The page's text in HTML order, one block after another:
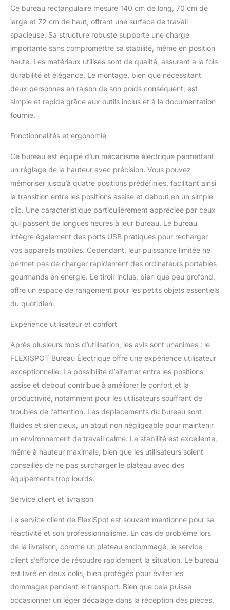
collision avec fonction de
retour automatique en
cas d’obstacle, il protège
enfants, animaux
placés sous le bureau
pour une utilisation en
toute sérénité.
ASSEMBLAGE RAPIDE
monte en seulement 10 à
rapidement d’un espace
de travail chic,
fonctionnel et polyvalent,
aussi bien pour le
télétravail que pour un
votre chambre. ESPACE
DE RANGEMENT
PRATIQUE ET
POLYVALENT: Les tiroirs
intégrés permettent de
ranger facilement
pour organiser
maquillage, rouge à
lèvres, miroir ou petits
accessoires, chaque
chose trouve sa place
ordonné et raffiné.
PANNEAU DE
CONTRÔLE
INTELLIGENT ET PORTS
propose quatre hauteurs
programmables pour
charger plusieurs
appareils simultanément.
La structure stable laisse
suffisamment d’espace
sous le bureau pour
placer des boîtes de
rangement sans crainte
grâce au système de
Ce bureau rectangulaire mesure 140 cm de long, 70 cm de
large et 72 cm de haut, offrant une surface de travail
spacieuse. Sa structure robuste supporte une charge
importante sans compromettre sa stabilité, même en position
haute. Les matériaux utilisés sont de qualité, assurant à la fois
durabilité et élégance. Le montage, bien que nécessitant
deux personnes en raison de son poids conséquent, est
simple et rapide grâce aux outils inclus et à la documentation
fournie.
Fonctionnalités et ergonomie
Ce bureau est équipé d’un mécanisme électrique permettant
un réglage de la hauteur avec précision. Vous pouvez
mémoriser jusqu’à quatre positions prédéfinies, facilitant ainsi
la transition entre les positions assise et debout en un simple
clic. Une caractéristique particulièrement appréciée par ceux
qui passent de longues heures à leur bureau. Le bureau
intègre également des ports USB pratiques pour recharger
vos appareils mobiles. Cependant, leur puissance limitée ne
permet pas de charger rapidement des ordinateurs portables
gourmands en énergie. Le tiroir inclus, bien que peu profond,
offre un espace de rangement pour les petits objets essentiels
du quotidien.
Expérience utilisateur et confort
Après plusieurs mois d’utilisation, les avis sont unanimes : le
FLEXISPOT Bureau Électrique offre une expérience utilisateur
exceptionnelle. La possibilité d’alterner entre les positions
assise et debout contribue à améliorer le confort et la
productivité, notamment pour les utilisateurs souffrant de
troubles de l’attention. Les déplacements du bureau sont
fluides et silencieux, un atout non négligeable pour maintenir
un environnement de travail calme. La stabilité est excellente,
même à hauteur maximale, bien que les utilisateurs soient
conseillés de ne pas surcharger le plateau avec des
équipements trop lourds.
Service client et livraison
Le service client de FlexiSpot est souvent mentionné pour sa
réactivité et son professionnalisme. En cas de problème lors
de la livraison, comme un plateau endommagé, le service
client s’efforce de résoudre rapidement la situation. Le bureau
est livré en deux colis, bien protégés pour éviter les
dommages pendant le transport. Bien que cela puisse
occasionner un léger décalage dans la réception des pièces,